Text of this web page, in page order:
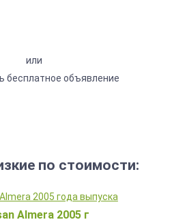
или
бесплатное объявление
по стоимости:
Almera 2005 г